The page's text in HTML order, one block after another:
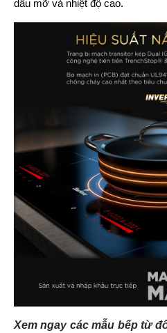
dầu mỡ và nhiệt độ cao.
Xem ngay các mẫu bếp từ